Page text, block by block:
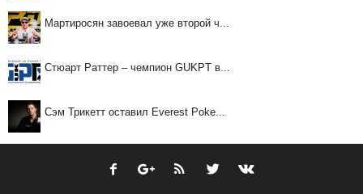
Мартиросян завоевал уже второй ч...
Стюарт Раттер – чемпион GUKPT в...
Сэм Трикетт оставил Everest Poke...